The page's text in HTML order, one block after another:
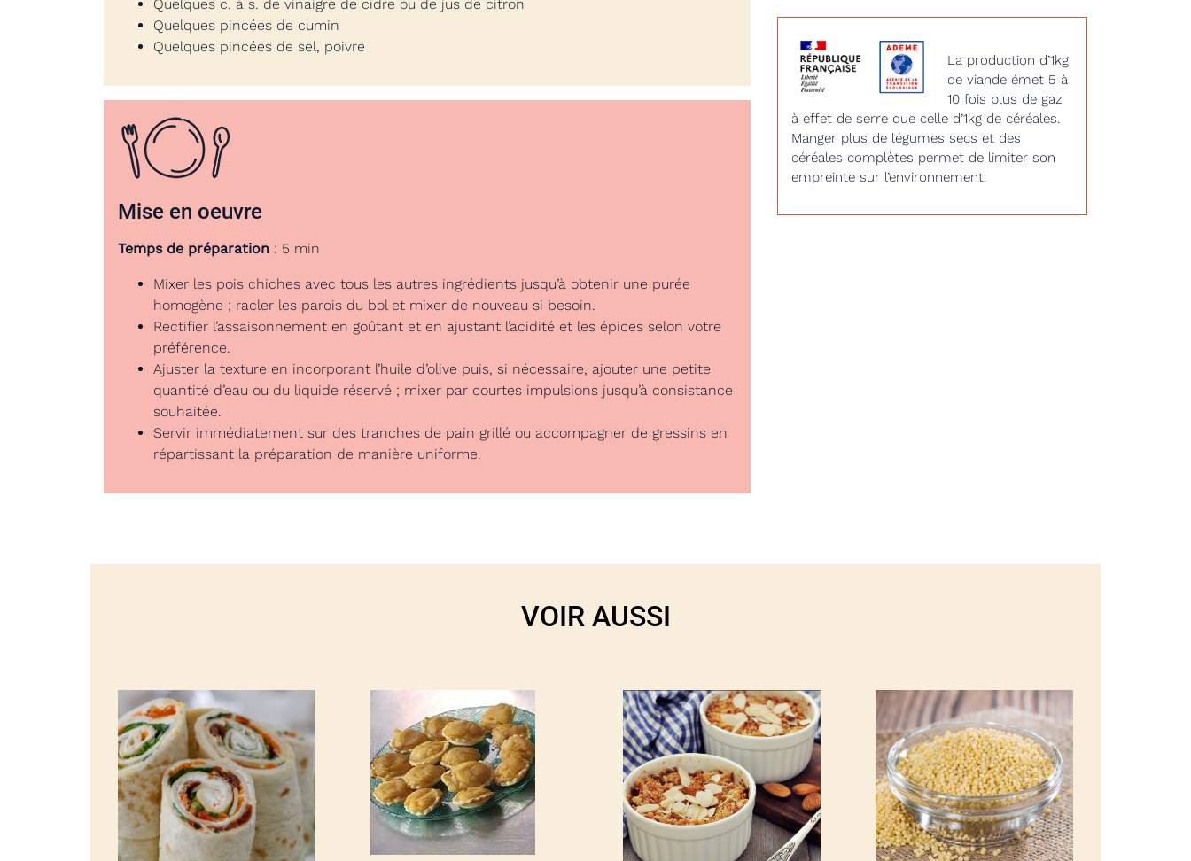
Quelques c. à s. de vinaigre de cidre ou de jus de citron
Quelques pincées de cumin
Quelques pincées de sel, poivre
Mise en oeuvre
Temps de préparation : 5 min
Mixer les pois chiches avec tous les autres ingrédients jusqu’à obtenir une purée
homogène ; racler les parois du bol et mixer de nouveau si besoin.
Rectifier l’assaisonnement en goûtant et en ajustant l’acidité et les épices selon votre
préférence.
Ajuster la texture en incorporant l’huile d’olive puis, si nécessaire, ajouter une petite
quantité d’eau ou du liquide réservé ; mixer par courtes impulsions jusqu’à consistance
souhaitée.
Servir immédiatement sur des tranches de pain grillé ou accompagner de gressins en
répartissant la préparation de manière uniforme.
La production d’1kg
de viande émet 5 à
10 fois plus de gaz
à effet de serre que celle d’1kg de céréales.
Manger plus de légumes secs et des
céréales complètes permet de limiter son
empreinte sur l’environnement.
VOIR AUSSI